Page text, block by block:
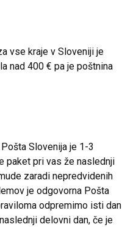
vse kraje v Sloveniji je
nad 400 € pa je poštnina
Slovenija je 1-3
paket pri vas že naslednji
zaradi nepredvidenih
je odgovorna Pošta
odpremimo isti dan
delovni dan, če je